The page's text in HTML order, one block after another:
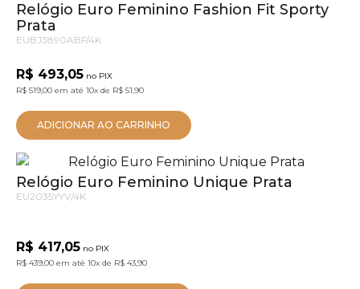
Relógio Euro Feminino Fashion Fit Sporty
Prata
EUBJ3890ABF/4K
R$ 493,05 no PIX
R$ 519,00 em até 10x de R$ 51,90
ADICIONAR AO CARRINHO
Relógio Euro Feminino Unique Prata
EU2035YYV/4K
R$ 417,05 no PIX
R$ 439,00 em até 10x de R$ 43,90